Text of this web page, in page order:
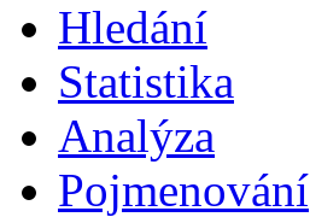
Hledání
Statistika
Analýza
Pojmenování